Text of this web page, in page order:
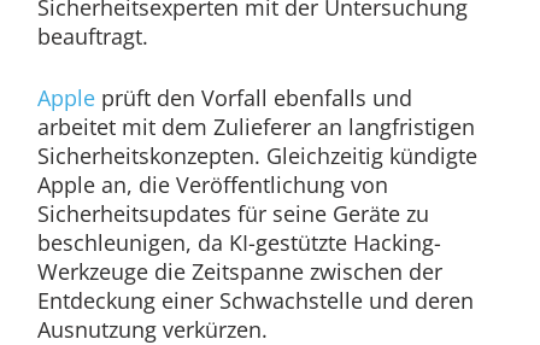
Sicherheitsexperten mit der Untersuchung
beauftragt.
Appleprüft den Vorfall ebenfalls und
arbeitet mit dem Zulieferer an langfristigen
Sicherheitskonzepten. Gleichzeitig kündigte
Apple an, die Veröffentlichung von
Sicherheitsupdates für seine Geräte zu
beschleunigen, da KI-gestützte Hacking-
Werkzeuge die Zeitspanne zwischen der
Entdeckung einer Schwachstelle und deren
Ausnutzung verkürzen.